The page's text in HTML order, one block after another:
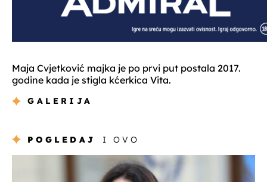
Maja Cvjetković majka je po prvi put postala 2017.
godine kada je stigla kćerkica Vita.
GALERIJA
POGLEDAJ I OVO